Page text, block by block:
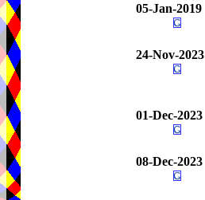
05-Jan-2019
24-Nov-2023
01-Dec-2023
08-Dec-2023